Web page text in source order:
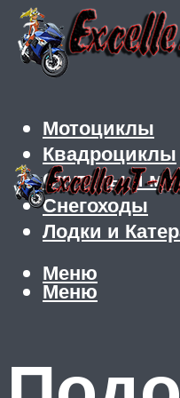
Мотоциклы
Квадроциклы
Скутеры и
Снегоходы
Лодки и
Меню
Меню